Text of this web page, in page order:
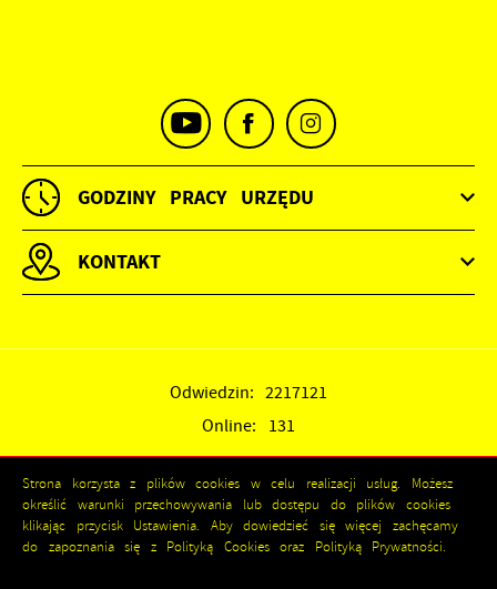
GODZINY PRACY URZĘDU
KONTAKT
Odwiedzin: 2217121
Online: 131
Strona korzysta z plików cookies w celu realizacji usług. Możesz
określić warunki przechowywania lub dostępu do plików cookies
klikając przycisk Ustawienia. Aby dowiedzieć się więcej zachęcamy
do zapoznania się z Polityką Cookies oraz Polityką Prywatności.
ZAPISZ WYBRANE